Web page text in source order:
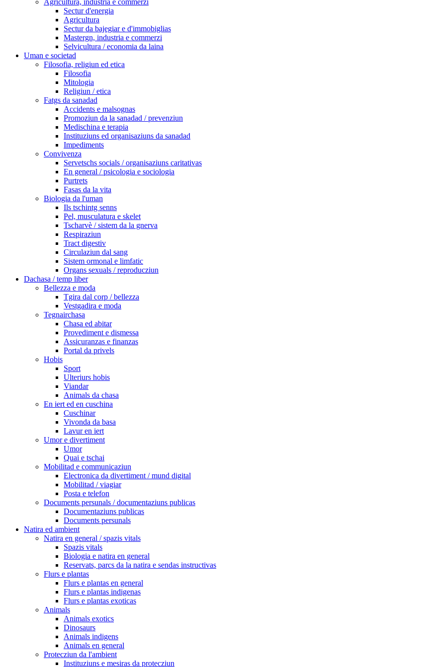
Agricultura, industria e commerzi
Sectur d'energia
Agricultura
Sectur da bajegiar e d'immobiglias
Mastergn, industria e commerzi
Selvicultura / economia da laina
Uman e societad
Filosofia, religiun ed etica
Filosofia
Mitologia
Religiun / etica
Fatgs da sanadad
Accidents e malsognas
Promoziun da la sanadad / prevenziun
Medischina e terapia
Instituziuns ed organisaziuns da sanadad
Impediments
Convivenza
Servetschs socials / organisaziuns caritativas
En general / psicologia e sociologia
Purtrets
Fasas da la vita
Biologia da l'uman
Ils tschintg senns
Pel, musculatura e skelet
Tscharvè / sistem da la gnerva
Respiraziun
Tract digestiv
Circulaziun dal sang
Sistem ormonal e limfatic
Organs sexuals / reproducziun
Dachasa / temp liber
Bellezza e moda
Tgira dal corp / bellezza
Vestgadira e moda
Tegnairchasa
Chasa ed abitar
Provediment e dismessa
Assicuranzas e finanzas
Portal da privels
Hobis
Sport
Ulteriurs hobis
Viandar
Animals da chasa
En iert ed en cuschina
Cuschinar
Vivonda da basa
Lavur en iert
Umor e divertiment
Umor
Quai e tschai
Mobilitad e communicaziun
Electronica da divertiment / mund digital
Mobilitad / viagiar
Posta e telefon
Documents persunals / documentaziuns publicas
Documentaziuns publicas
Documents persunals
Natira ed ambient
Natira en general / spazis vitals
Spazis vitals
Biologia e natira en general
Reservats, parcs da la natira e sendas instructivas
Flurs e plantas
Flurs e plantas en general
Flurs e plantas indigenas
Flurs e plantas exoticas
Animals
Animals exotics
Dinosaurs
Animals indigens
Animals en general
Protecziun da l'ambient
Instituziuns e mesiras da protecziun